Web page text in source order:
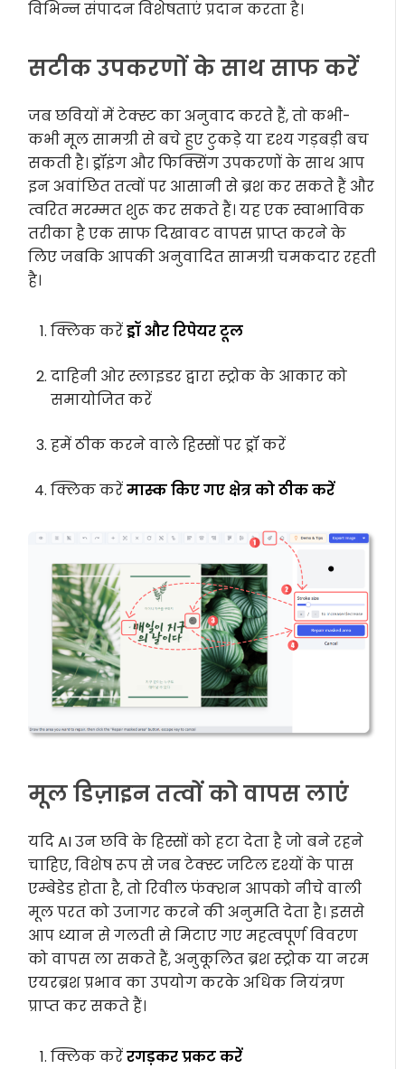
विभिन्न संपादन विशेषताएं प्रदान करता है।
सटीक उपकरणों के साथ साफ करें
जब छवियों में टेक्स्ट का अनुवाद करते हैं, तो कभी-
कभी मूल सामग्री से बचे हुए टुकड़े या दृश्य गड़बड़ी बच
सकती है। ड्रॉइंग और फिक्सिंग उपकरणों के साथ आप
इन अवांछित तत्वों पर आसानी से ब्रश कर सकते हैं और
त्वरित मरम्मत शुरू कर सकते हैं। यह एक स्वाभाविक
तरीका है एक साफ दिखावट वापस प्राप्त करने के
लिए जबकि आपकी अनुवादित सामग्री चमकदार रहती
है।
क्लिक करेंड्रॉ और रिपेयर टूल
दाहिनी ओर स्लाइडर द्वारा स्ट्रोक के आकार को
समायोजित करें
हमें ठीक करने वाले हिस्सों पर ड्रॉ करें
क्लिक करेंमास्क किए गए क्षेत्र को ठीक करें
मूल डिज़ाइन तत्वों को वापस लाएं
यदि AI उन छवि के हिस्सों को हटा देता है जो बने रहने
चाहिए, विशेष रूप से जब टेक्स्ट जटिल दृश्यों के पास
एम्बेडेड होता है, तो रिवील फंक्शन आपको नीचे वाली
मूल परत को उजागर करने की अनुमति देता है। इससे
आप ध्यान से गलती से मिटाए गए महत्वपूर्ण विवरण
को वापस ला सकते हैं, अनुकूलित ब्रश स्ट्रोक या नरम
एयरब्रश प्रभाव का उपयोग करके अधिक नियंत्रण
प्राप्त कर सकते हैं।
क्लिक करेंरगड़कर प्रकट करें